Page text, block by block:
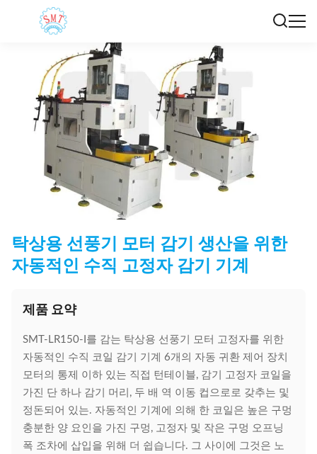
탁상용 선풍기 모터 감기 생산을 위한
자동적인 수직 고정자 감기 기계
제품 요약
SMT-LR150-I를 감는 탁상용 선풍기 모터 고정자를 위한
자동적인 수직 코일 감기 기계 6개의 자동 귀환 제어 장치
모터의 통제 이하 있는 직접 턴테이블, 감기 고정자 코일을
가진 단 하나 감기 머리, 두 배 역 이동 컵으로로 갖추는 및
정돈되어 있는. 자동적인 기계에 의해 한 코일은 높은 구멍
충분한 양 요인을 가진 구멍, 고정자 및 작은 구멍 오프닝
폭 조차에 삽입을 위해 더 쉽습니다. 그 사이에 그것은 노